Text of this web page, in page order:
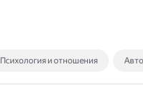
Психология и отношения Авто